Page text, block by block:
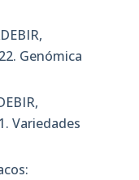
Genómica
Variedades